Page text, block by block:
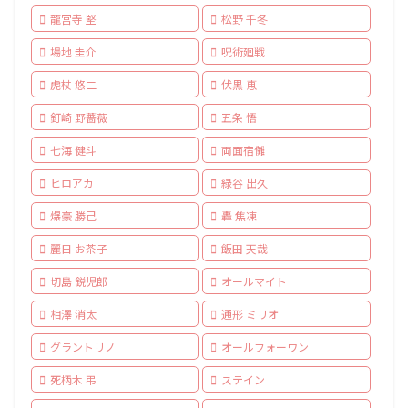
龍宮寺 堅 松野 千冬
場地 圭介 呪術廻戦
虎杖 悠二 伏黒 恵
釘崎 野薔薇 五条 悟
七海 健斗 両面宿儺
ヒロアカ 緑谷 出久
爆豪 勝己 轟 焦凍
麗日 お茶子 飯田 天哉
切島 鋭児郎 オールマイト
相澤 消太 通形 ミリオ
グラントリノ オールフォーワン
死柄木 弔 ステイン